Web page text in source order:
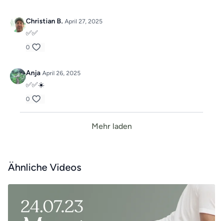
Christian B. April 27, 2025
✅✅
0
Anja April 26, 2025
✅✅☀️
0
Mehr laden
Ähnliche Videos